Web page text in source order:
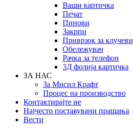
Ваши картичка
Печат
Пинови
Закрпи
Приврзок за клучеви
Обележувач
Рачка за телефон
3Д фолија картичка
ЗА НАС
За Мисил Крафт
Процес на производство
Контактирајте не
Најчесто поставувани прашања
Вести